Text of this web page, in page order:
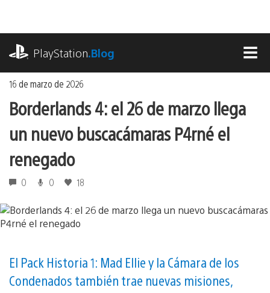
contenido
PlayStation.Blog
16 de marzo de 2026
Borderlands 4: el 26 de marzo llega
un nuevo buscacámaras P4rné el
renegado
0 0 18
El Pack Historia 1: Mad Ellie y la Cámara de los
Condenados también trae nuevas misiones,